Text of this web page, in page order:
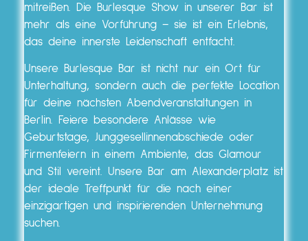
mitreißen. Die Burlesque Show in unserer Bar ist
mehr als eine Vorführung – sie ist ein Erlebnis,
das deine innerste Leidenschaft entfacht.
Unsere Burlesque Bar ist nicht nur ein Ort für
Unterhaltung, sondern auch die perfekte Location
für deine nächsten Abendveranstaltungen in
Berlin. Feiere besondere Anlässe wie
Geburtstage, Junggesellinnenabschiede oder
Firmenfeiern in einem Ambiente, das Glamour
und Stil vereint. Unsere Bar am Alexanderplatz ist
der ideale Treffpunkt für die nach einer
einzigartigen und inspirierenden Unternehmung
suchen.